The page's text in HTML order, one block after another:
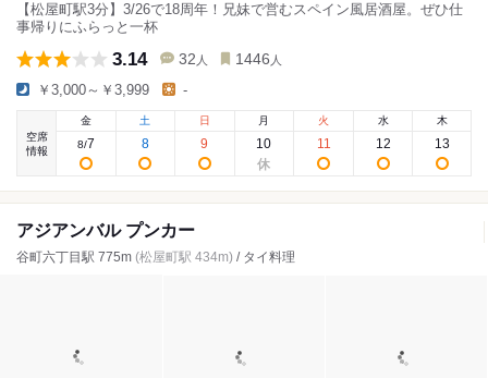
【松屋町駅3分】3/26で18周年！兄妹で営むスペイン風居酒屋。ぜひ仕
事帰りにふらっと一杯
3.14 32 人 1446 人
￥3,000～￥3,999 -
空席
情報
金
8/7
土
8
日
9
月
10
火
11
水
12
木
13
アジアンバル プンカー
谷町六丁目駅 775m (松屋町駅 434m) / タイ料理